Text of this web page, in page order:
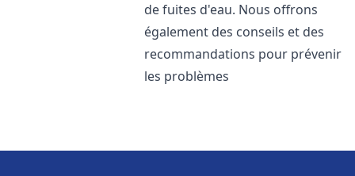
de fuites d'eau. Nous offrons
également des conseils et des
recommandations pour prévenir
les problèmes